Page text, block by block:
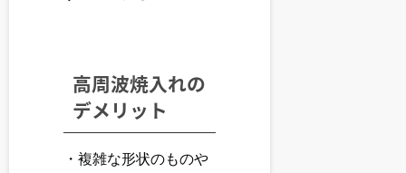
高周波焼入れの
デメリット
・複雑な形状のものや